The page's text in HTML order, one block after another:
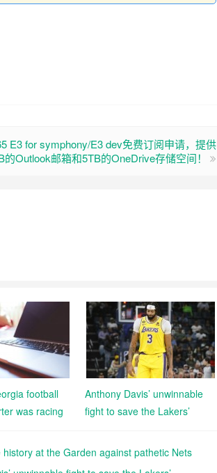
E3 for symphony/E3 dev免费订阅申请，提供
的Outlook邮箱和5TB的OneDrive存储空间！
football
was racing
staffer, arrest
Anthony Davis’ unwinnable
fight to save the Lakers’
history at the Garden against pathetic Nets